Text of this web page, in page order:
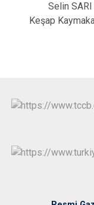
Selin SARI
Keşap